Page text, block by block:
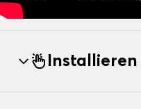
Installieren